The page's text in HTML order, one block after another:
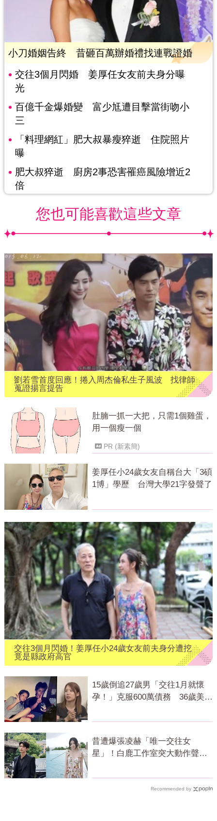
小刀婚姻告終 昔砸百萬辦婚禮找連戰證婚
交往3個月閃婚 姜厚任女友前夫身分曝
光
百億千金爆婚變 富少尪遭目擊當街吻小
三
「料理網紅」肥大叔暴瘦猝逝 住院照片
曝
肥大叔猝逝 廚房2事恐害罹癌風險增近2
倍
您也可能喜歡這些文章
劉若雪首度回應！捲入周杰倫私生子風波 找律師
蒐證揚言提告
肚腩一抓一大把，只需1個雞蛋，
用一個瘦一個
PR (新素簡)
姜厚任小24歲女友自稱台大「3碩
1博」學歷 台灣大學21字發聲了
交往3個月閃婚！姜厚任小24歲女友前夫身分遭挖
竟是縣政府高官
15歲倒追27歲男「交往1月就懷
孕！」克服600萬債務 36歲美魔
昔遭爆張凌赫「唯一交往女
星」！白鹿工作室突大動作聲
Recommended by